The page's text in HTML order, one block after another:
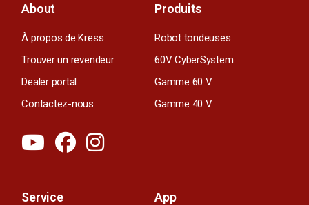
About
À propos de Kress
Trouver un revendeur
Dealer portal
Contactez-nous
Produits
Robot tondeuses
60V CyberSystem
Gamme 60 V
Gamme 40 V
Service App